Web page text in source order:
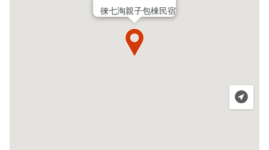
徠七淘親子包棟民宿